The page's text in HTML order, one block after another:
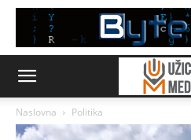
Naslovna Politika